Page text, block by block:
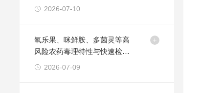
方案2026-07-10
氧乐果、咪鲜胺、多菌灵等高
风险农药毒理特性与快速检测
技术方法
2026-07-09